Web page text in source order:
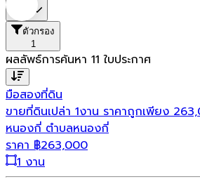
ตัวกรอง
1
ผลลัพธ์การค้นหา 11 ใบประกาศ
มือสองที่ดิน
ขายที่ดินเปล่า 1งาน ราคาถูกเพียง
หนองกี่ ตำบลหนองกี่
ราคา ฿263,000
1 งาน